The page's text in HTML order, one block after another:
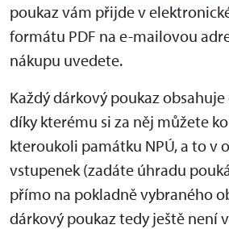
poukaz vám přijde v
formátu PDF na e-mailovou
nákupu uvedete.
Každý dárkový poukaz
díky kterému si za něj můžete
kteroukoli památku NPÚ, a to v
vstupenek (zadáte úhradu
přímo na pokladně vybraného
dárkový poukaz tedy ještě není